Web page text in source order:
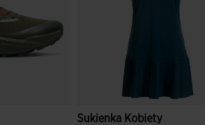
Sukienka Kobiety